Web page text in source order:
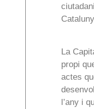
La
propi
actes
l’any i